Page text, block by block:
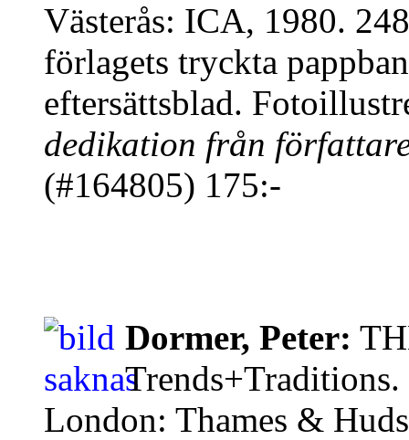
Västerås: ICA, 1980.
förlagets tryckta
eftersättsblad.
dedikation från
(#164805) 175:-
Dormer, Peter:
Trends+Traditions.
London: Thames &